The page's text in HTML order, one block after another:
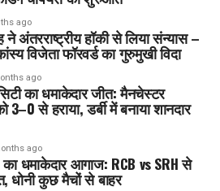
ago
अंतरराष्ट्रीय हॉकी से लिया संन्यास –
विजेता फॉरवर्ड का गुरुमुखी विदा
ago
का धमाकेदार जीत: मैनचेस्टर
3–0 से हराया, डर्बी में बनाया शानदार
ago
धमाकेदार आगाज: RCB vs SRH से
कुछ मैचों से बाहर